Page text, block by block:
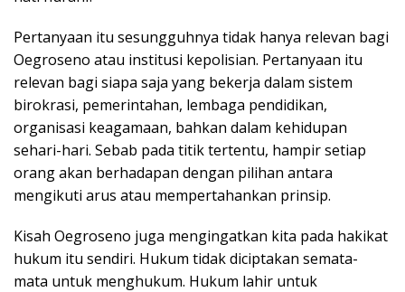
Pertanyaan itu sesungguhnya tidak hanya relevan bagi
Oegroseno atau institusi kepolisian. Pertanyaan itu
relevan bagi siapa saja yang bekerja dalam sistem
birokrasi, pemerintahan, lembaga pendidikan,
organisasi keagamaan, bahkan dalam kehidupan
sehari-hari. Sebab pada titik tertentu, hampir setiap
orang akan berhadapan dengan pilihan antara
mengikuti arus atau mempertahankan prinsip.
Kisah Oegroseno juga mengingatkan kita pada hakikat
hukum itu sendiri. Hukum tidak diciptakan semata-
mata untuk menghukum. Hukum lahir untuk